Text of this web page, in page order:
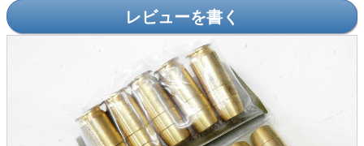
レビューを書く